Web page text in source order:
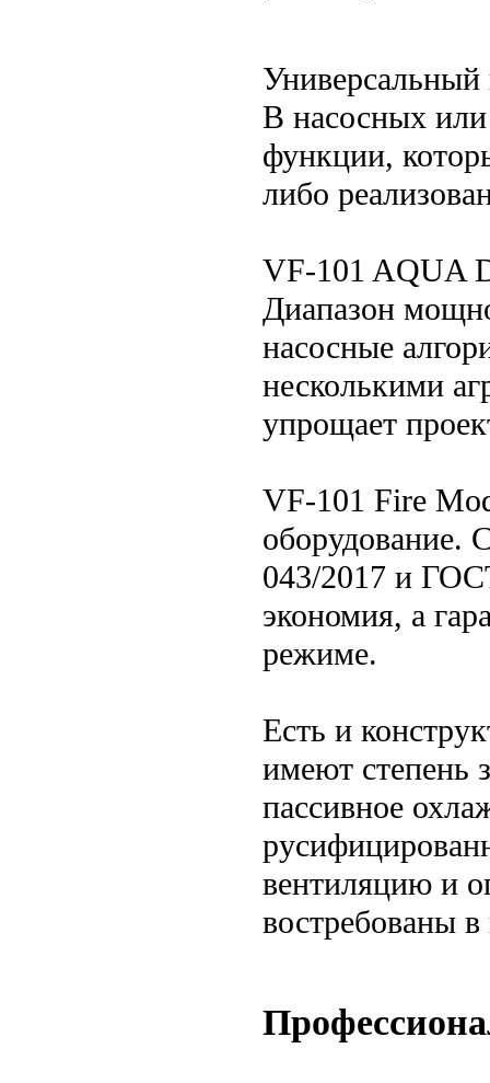
Универсальный
В насосных
функции,
либо
VF-101 AQUA
Диапазон
насосные
несколькими
упрощает
VF-101 Fire
оборудование.
043/2017 и
экономия, а
режиме.
Есть и
имеют степень
пассивное
вентиляцию и
востребованы